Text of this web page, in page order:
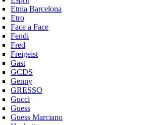
Etnia Barcelona
Etro
Face a Face
Fendi
Fred
Freigeist
Gast
GCDS
Genny
GRESSO
Gucci
Guess
Guess Marciano